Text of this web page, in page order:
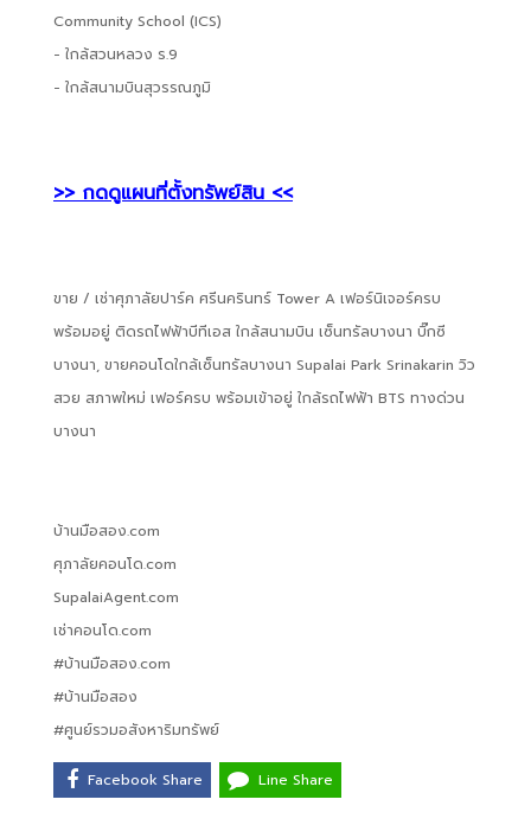
Community School (ICS)
- ใกล้สวนหลวง ร.9
- ใกล้สนามบินสุวรรณภูมิ
>> กดดูแผนที่ตั้งทรัพย์สิน <<
ขาย / เช่าศุภาลัยปาร์ค ศรีนครินทร์ Tower A เฟอร์นิเจอร์ครบ
พร้อมอยู่ ติดรถไฟฟ้าบีทีเอส ใกล้สนามบิน เซ็นทรัลบางนา บิ๊กซี
บางนา, ขายคอนโดใกล้เซ็นทรัลบางนา Supalai Park Srinakarin วิว
สวย สภาพใหม่ เฟอร์ครบ พร้อมเข้าอยู่ ใกล้รถไฟฟ้า BTS ทางด่วน
บางนา
บ้านมือสอง.com
ศุภาลัยคอนโด.com
SupalaiAgent.com
เช่าคอนโด.com
#บ้านมือสอง.com
#บ้านมือสอง
#ศูนย์รวมอสังหาริมทรัพย์
Facebook Share Line Share